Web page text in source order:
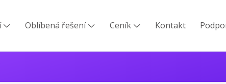
 Oblíbená řešení  Ceník  Kontakt